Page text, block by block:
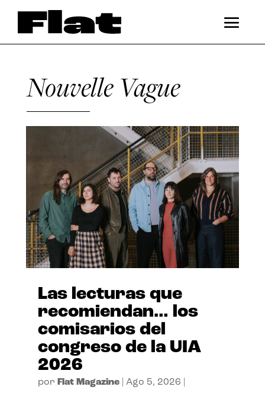
Nouvelle Vague
Las lecturas que
recomiendan… los
comisarios del
congreso de la UIA
2026
por Flat Magazine| Ago 5, 2026